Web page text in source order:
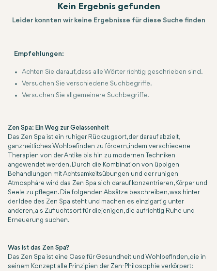
Kein Ergebnis gefunden
Leider konnten wir keine Ergebnisse für diese Suche finden
Empfehlungen:
Achten Sie darauf, dass alle Wörter richtig geschrieben sind.
Versuchen Sie verschiedene Suchbegriffe.
Versuchen Sie allgemeinere Suchbegriffe.
Zen Spa: Ein Weg zur Gelassenheit
Das Zen Spa ist ein ruhiger Rückzugsort, der darauf abzielt,
ganzheitliches Wohlbefinden zu fördern, indem verschiedene
Therapien von der Antike bis hin zu modernen Techniken
angewendet werden. Durch die Kombination von üppigen
Behandlungen mit Achtsamkeitsübungen und der ruhigen
Atmosphäre wird das Zen Spa sich darauf konzentrieren, Körper und
Seele zu pflegen. Die folgenden Absätze beschreiben, was hinter
der Idee des Zen Spa steht und machen es einzigartig unter
anderen, als Zufluchtsort für diejenigen, die aufrichtig Ruhe und
Erneuerung suchen.
Was ist das Zen Spa?
Das Zen Spa ist eine Oase für Gesundheit und Wohlbefinden, die in
seinem Konzept alle Prinzipien der Zen-Philosophie verkörpert: